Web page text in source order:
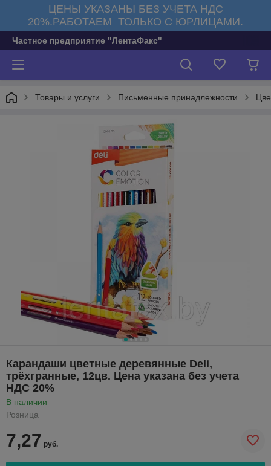
ЦЕНЫ УКАЗАНЫ БЕЗ УЧЕТА НДС
20%.РАБОТАЕМ ТОЛЬКО С ЮРЛИЦАМИ.
Частное предприятие "ЛентаФакс"
Товары и услуги Письменные принадлежности
Карандаши цветные деревянные Deli,
трёхгранные, 12цв. Цена указана без учета
НДС 20%
В наличии
Розница
7,27 руб.